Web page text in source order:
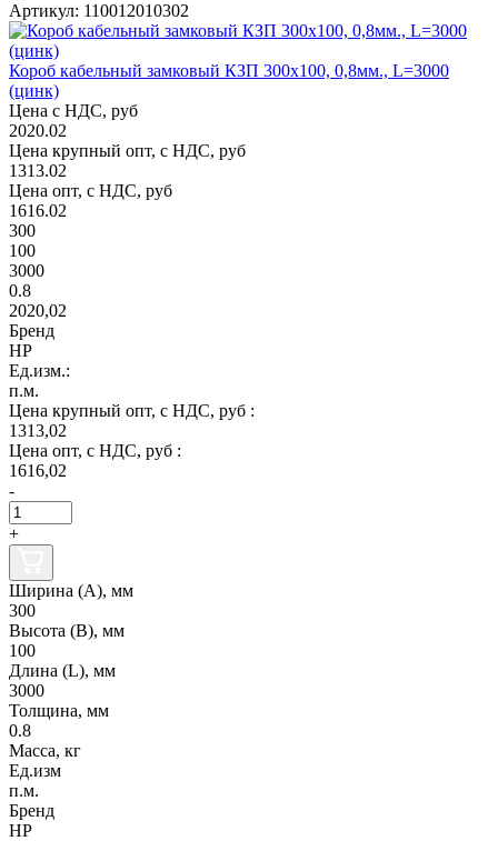
Артикул: 110012010302
Короб кабельный замковый КЗП 300х100, 0,8мм., L=3000
(цинк)
Цена с НДС, руб
2020.02
Цена крупный опт, с НДС, руб
1313.02
Цена опт, с НДС, руб
1616.02
300
100
3000
0.8
2020,02
Бренд
НР
Ед.изм.:
п.м.
Цена крупный опт, с НДС, руб :
1313,02
Цена опт, с НДС, руб :
1616,02
-
+
Ширина (А), мм
300
Высота (В), мм
100
Длина (L), мм
3000
Толщина, мм
0.8
Масса, кг
Ед.изм
п.м.
Бренд
НР